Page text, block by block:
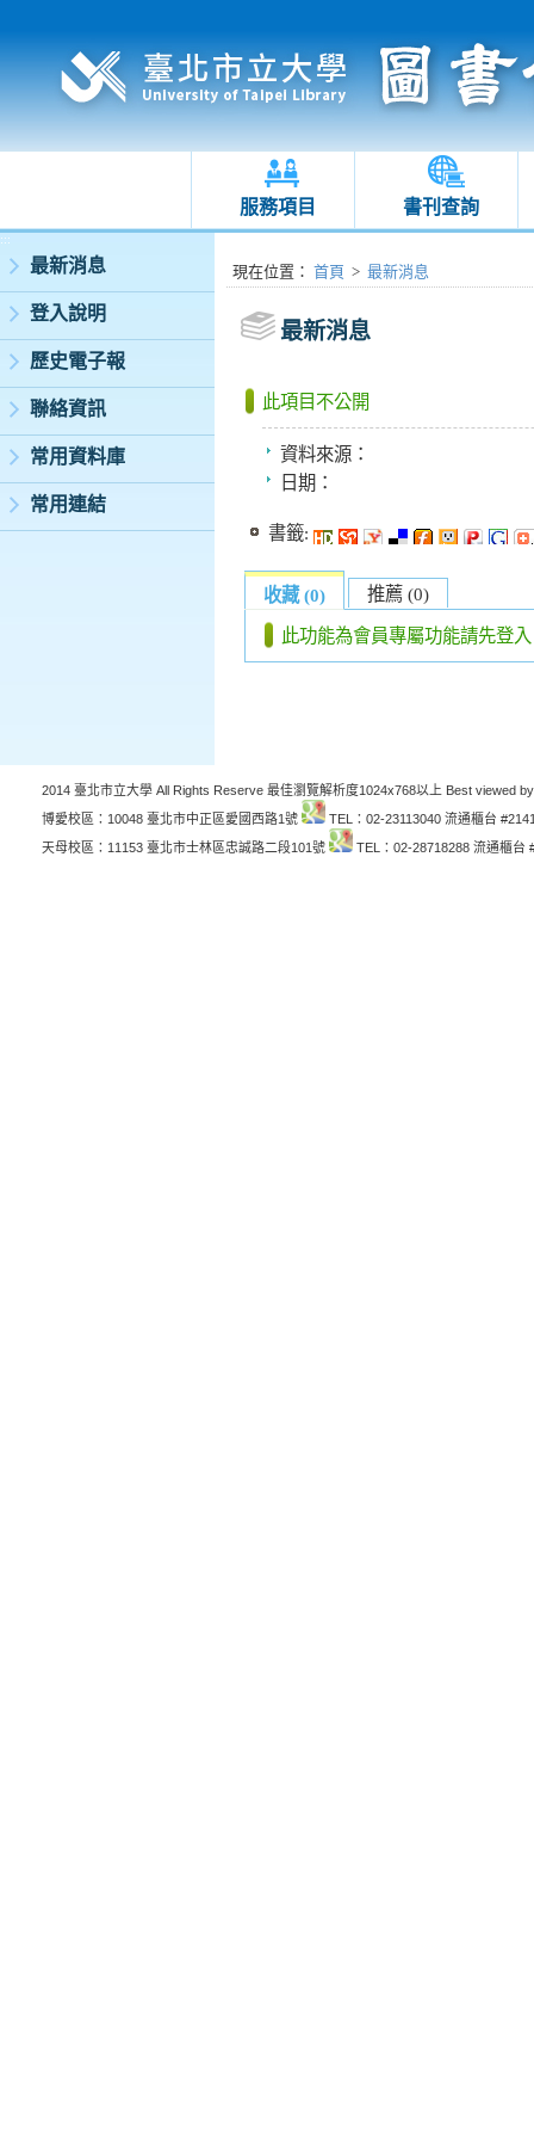
服務項目 書刊查詢
:::
最新消息
登入說明
歷史電子報
聯絡資訊
常用資料庫
常用連結
:::現在位置 ： 首頁 > 最新消息
最新消息
此項目不公開
資料來源：
日期：
書籤:
收藏 (0) 推薦 (0)
此功能為會員專屬功能請先登入
2014 臺北市立大學 All Rights Reserve 最佳瀏覽解析度1024x768以上 Best viewed
博愛校區：10048 臺北市中正區愛國西路1號
TEL：02-23113040 流通櫃台
天母校區：11153 臺北市士林區忠誠路二段101號
TEL：02-28718288 流通櫃台